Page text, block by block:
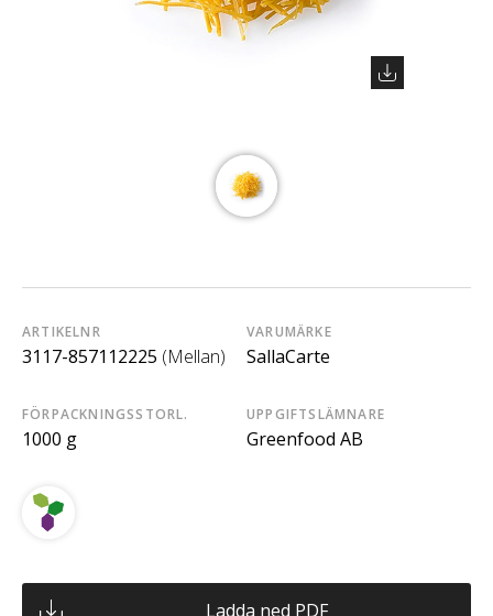
ARTIKELNR
3117-857112225 (Mellan)
VARUMÄRKE
SallaCarte
FÖRPACKNINGSSTORL.
1000 g
UPPGIFTSLÄMNARE
Greenfood AB
Ladda ned PDF